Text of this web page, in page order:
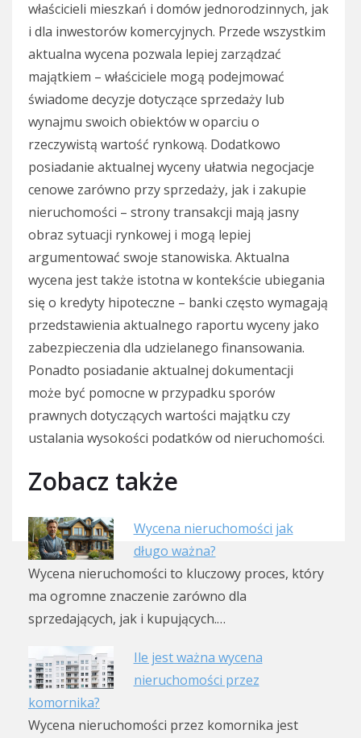
właścicieli mieszkań i domów jednorodzinnych, jak
i dla inwestorów komercyjnych. Przede wszystkim
aktualna wycena pozwala lepiej zarządzać
majątkiem – właściciele mogą podejmować
świadome decyzje dotyczące sprzedaży lub
wynajmu swoich obiektów w oparciu o
rzeczywistą wartość rynkową. Dodatkowo
posiadanie aktualnej wyceny ułatwia negocjacje
cenowe zarówno przy sprzedaży, jak i zakupie
nieruchomości – strony transakcji mają jasny
obraz sytuacji rynkowej i mogą lepiej
argumentować swoje stanowiska. Aktualna
wycena jest także istotna w kontekście ubiegania
się o kredyty hipoteczne – banki często wymagają
przedstawienia aktualnego raportu wyceny jako
zabezpieczenia dla udzielanego finansowania.
Ponadto posiadanie aktualnej dokumentacji
może być pomocne w przypadku sporów
prawnych dotyczących wartości majątku czy
ustalania wysokości podatków od nieruchomości.
Zobacz także
Wycena nieruchomości jak
długo ważna?
Wycena nieruchomości to kluczowy proces, który
ma ogromne znaczenie zarówno dla
sprzedających, jak i kupujących.…
Ile jest ważna wycena
nieruchomości przez
komornika?
Wycena nieruchomości przez komornika jest